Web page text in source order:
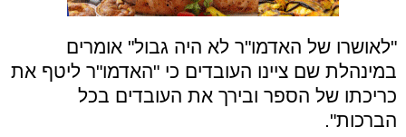
"לאושרו של האדמו"ר לא היה גבול" אומרים
במינהלת שם ציינו העובדים כי "האדמו"ר ליטף את
כריכתו של הספר ובירך את העובדים בכל
הברכות".